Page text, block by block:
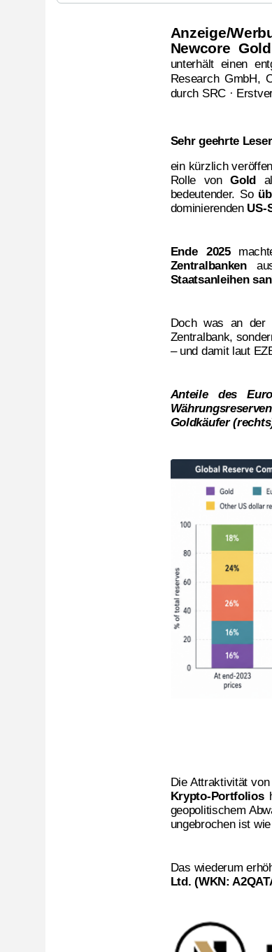
Anzeige/
Newcore
unterhält einen
Research GmbH,
durch SRC ·
Sehr geehrte
ein kürzlich
Rolle vonGold
bedeutender. So
dominierenden US-
Ende 2025
Zentralbanken
Staatsanleihen
Doch was an der
Zentralbank,
– und damit laut
Anteile des
Goldkäufer
Die Attraktivität von
Krypto-Portfolios
geopolitischem
ungebrochen ist
Das wiederum
Ltd. (WKN: